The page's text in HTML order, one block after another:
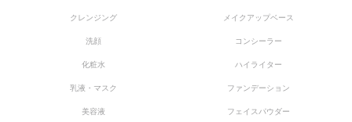
クレンジング
洗顔
化粧水
乳液・マスク
美容液
メイクアップベース
コンシーラー
ハイライター
ファンデーション
フェイスパウダー